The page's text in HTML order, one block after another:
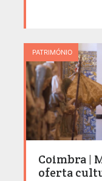
PATRIMÓNIO
Coimbra |
oferta